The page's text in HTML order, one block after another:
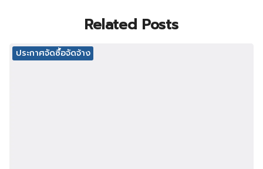
Related Posts
ประกาศจัดซื้อจัดจ้าง